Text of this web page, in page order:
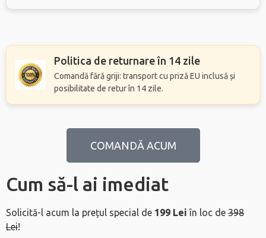
Politica de returnare în 14 zile
Comandă fără griji: transport cu priză EU inclusă și
posibilitate de retur în 14 zile.
COMANDĂ ACUM
Cum să-l ai imediat
Solicită-l acum la prețul special de 199 Lei în loc de 398
Lei!